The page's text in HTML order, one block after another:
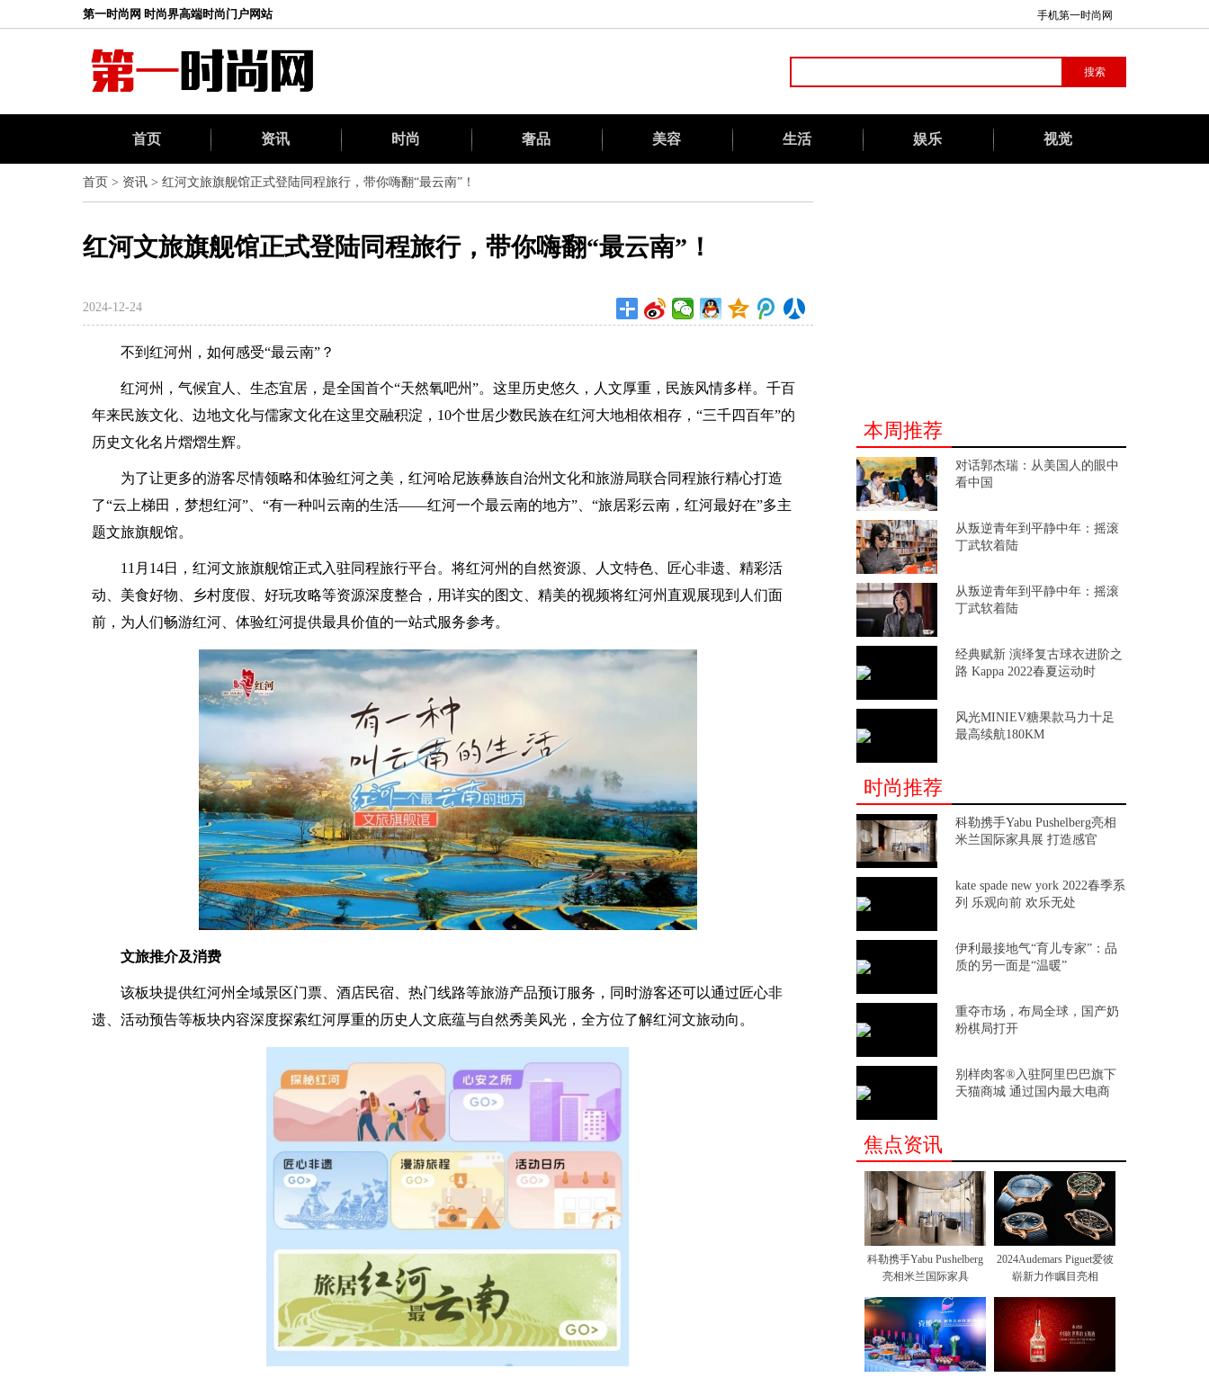
第一时尚网 时尚界高端时尚门户网站 手机第一时尚网
首页 资讯 时尚 奢品 美容 生活 娱乐 视觉
首页 > 资讯 > 红河文旅旗舰馆正式登陆同程旅行，带你嗨翻“最云南”！
红河文旅旗舰馆正式登陆同程旅行，带你嗨翻“最云南”！
2024-12-24
不到红河州，如何感受“最云南”？
红河州，气候宜人、生态宜居，是全国首个“天然氧吧州”。这里历史悠久，人文厚重，民族风情多样。千百
年来民族文化、边地文化与儒家文化在这里交融积淀，10个世居少数民族在红河大地相依相存，“三千四百年”的
历史文化名片熠熠生辉。
为了让更多的游客尽情领略和体验红河之美，红河哈尼族彝族自治州文化和旅游局联合同程旅行精心打造
了“云上梯田，梦想红河”、“有一种叫云南的生活——红河一个最云南的地方”、“旅居彩云南，红河最好在”多主
题文旅旗舰馆。
11月14日，红河文旅旗舰馆正式入驻同程旅行平台。将红河州的自然资源、人文特色、匠心非遗、精彩活
动、美食好物、乡村度假、好玩攻略等资源深度整合，用详实的图文、精美的视频将红河州直观展现到人们面
前，为人们畅游红河、体验红河提供最具价值的一站式服务参考。
文旅推介及消费
该板块提供红河州全域景区门票、酒店民宿、热门线路等旅游产品预订服务，同时游客还可以通过匠心非
遗、活动预告等板块内容深度探索红河厚重的历史人文底蕴与自然秀美风光，全方位了解红河文旅动向。
本周推荐
对话郭杰瑞：从美国人的眼中
看中国
从叛逆青年到平静中年：摇滚
丁武软着陆
从叛逆青年到平静中年：摇滚
丁武软着陆
经典赋新 演绎复古球衣进阶之
路 Kappa 2022春夏运动时
风光MINIEV糖果款马力十足
最高续航180KM
时尚推荐
科勒携手Yabu Pushelberg亮相
米兰国际家具展 打造感官
kate spade new york 2022春季系
列 乐观向前 欢乐无处
伊利最接地气“育儿专家”：品
质的另一面是“温暖”
重夺市场，布局全球，国产奶
粉棋局打开
别样肉客®入驻阿里巴巴旗下
天猫商城 通过国内最大电商
焦点资讯
科勒携手Yabu Pushelberg
亮相米兰国际家具
2024Audemars Piguet爱彼
崭新力作瞩目亮相